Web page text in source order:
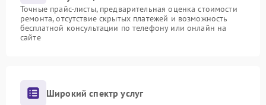
Точные прайс-листы, предварительная оценка стоимости
ремонта, отсутствие скрытых платежей и возможность
бесплатной консультации по телефону или онлайн на
сайте
Широкий спектр услуг